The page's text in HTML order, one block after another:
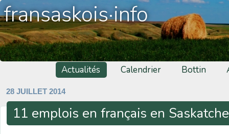
fransaskois·info
Actualités Calendrier Bottin
28 JUILLET 2014
11 emplois en français en